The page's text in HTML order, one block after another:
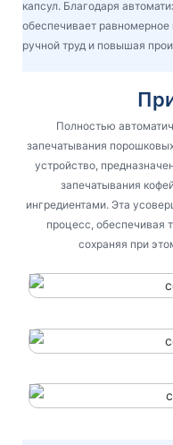
капсул. Благодаря
обеспечивает
ручной труд и повышая
Полностью
запечатывания
устройство,
запечатывания
ингредиентами. Эта
процесс, обеспечивая
сохраняя при